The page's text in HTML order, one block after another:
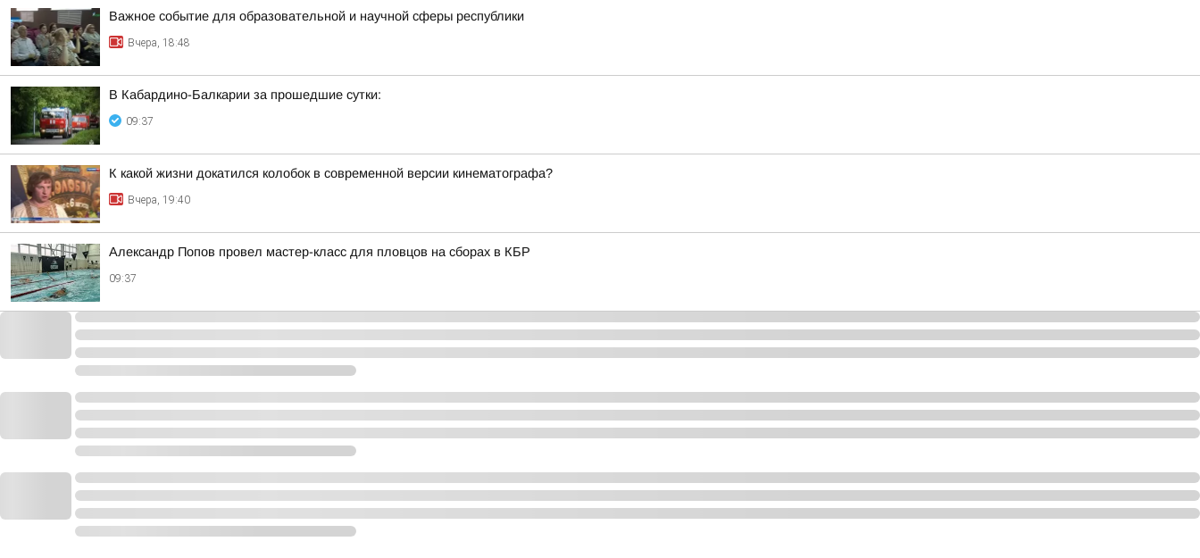
Важное событие для образовательной и научной сферы республики
Вчера, 18:48
В Кабардино-Балкарии за прошедшие сутки:
09:37
К какой жизни докатился колобок в современной версии кинематографа?
Вчера, 19:40
Александр Попов провел мастер-класс для пловцов на сборах в КБР
09:37